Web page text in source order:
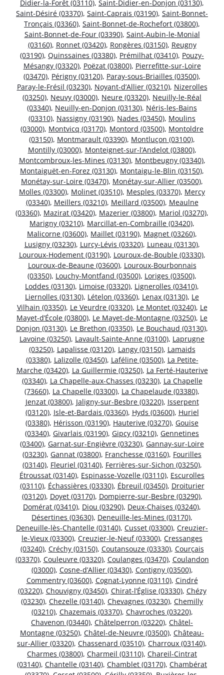
Didier-la-Forêt (03110), Saint-Didier-en-Donjon (03130),
Saint-Désiré (03370), Saint-Caprais (03190), Saint-Bonnet-
Tronçais (03360), Saint-Bonnet-de-Rochefort (03800),
Saint-Bonnet-de-Four (03390), Saint-Aubin-le-Monial
(03160), Ronnet (03420), Rongères (03150), Reugny
(03190), Quinssaines (03380), Prémilhat (03410), Pouzy-
Mésangy (03320), Poëzat (03800), Pierrefitte-sur-Loire
(03470), Périgny (03120), Paray-sous-Briailles (03500),
Paray-le-Frésil (03230), Noyant-d’Allier (03210), Nizerolles
(03250), Neuvy (03000), Neure (03320), Neuilly-le-Réal
(03340), Neuilly-en-Donjon (03130), Néris-les-Bains
(03310), Nassigny (03190), Nades (03450), Moulins
(03000), Montvicq (03170), Montord (03500), Montoldre
(03150), Montmarault (03390), Montluçon (03100),
Montilly (03000), Monteignet-sur-l’Andelot (03800),
Montcombroux-les-Mines (03130), Montbeugny (03340),
Montaiguët-en-Forez (03130), Montaigu-le-Blin (03150),
Monétay-sur-Loire (03470), Monétay-sur-Allier (03500),
Molles (03300), Molinet (03510), Mesples (03370), Mercy
(03340), Meillers (03210), Meillard (03500), Meaulne
(03360), Mazirat (03420), Mazerier (03800), Mariol (03270),
Marigny (03210), Marcillat-en-Combraille (03420),
Malicorne (03600), Maillet (03190), Magnet (03260),
Lusigny (03230), Lurcy-Lévis (03320), Luneau (03130),
Louroux-Hodement (03190), Louroux-de-Bouble (03330),
Louroux-de-Beaune (03600), Louroux-Bourbonnais
(03350), Louchy-Montfand (03500), Loriges (03500),
Loddes (03130), Limoise (03320), Lignerolles (03410),
Liernolles (03130), Lételon (03360), Lenax (03130), Le
Vilhain (03350), Le Veurdre (03320), Le Montet (03240), Le
Mayet-d’École (03800), Le Mayet-de-Montagne (03250), Le
Donjon (03130), Le Brethon (03350), Le Bouchaud (03130),
Lavoine (03250), Lavault-Sainte-Anne (03100), Laprugne
(03250), Lapalisse (03120), Langy (03150), Lamaids
(03380), Lalizolle (03450), Laféline (03500), La Petite-
Marche (03420), La Guillermie (03250), La Ferté-Hauterive
(03340), La Chapelle-aux-Chasses (03230), La Chapelle
(73660), La Chapelle (03300), La Chapelaude (03380),
Jenzat (03800), Jaligny-sur-Besbre (03220), Isserpent
(03120), Isle-et-Bardais (03360), Hyds (03600), Huriel
(03380), Hérisson (03190), Hauterive (03270), Gouise
(03340), Givarlais (03190), Gipcy (03210), Gennetines
(03400), Garnat-sur-Engièvre (03230), Gannay-sur-Loire
(03230), Gannat (03800), Franchesse (03160), Fourilles
(03140), Fleuriel (03140), Ferrières-sur-Sichon (03250),
Étroussat (03140), Espinasse-Vozelle (03110), Escurolles
(03110), Échassières (03330), Ébreuil (03450), Droiturier
(03120), Doyet (03170), Dompierre-sur-Besbre (03290),
Domérat (03410), Diou (03290), Deux-Chaises (03240),
Désertines (03630), Deneuille-les-Mines (03170),
Deneuille-lès-Chantelle (03140), Cusset (03300), Creuzier-
le-Vieux (03300), Creuzier-le-Neuf (03300), Cressanges
(03240), Créchy (03150), Coutansouze (03330), Courçais
(03370), Couleuvre (03320), Coulanges (03470), Coulandon
(03000), Cosne-d’Allier (03430), Contigny (03500),
Commentry (03600), Cognat-Lyonne (03110), Cindré
(03220), Chouvigny (03450), Chirat-l’Église (03330), Chézy
(03230), Chezelle (03140), Chevagnes (03230), Chemilly
(03210), Chazemais (03370), Chavroches (03220),
Chavenon (03440), Châtelperron (03220), Châtel-
Montagne (03250), Châtel-de-Neuvre (03500), Château-
sur-Allier (03320), Chassenard (03510), Charroux (03140),
Charmes (03800), Charmeil (03110), Chareil-Cintrat
(03140), Chantelle (03140), Chamblet (03170), Chambérat